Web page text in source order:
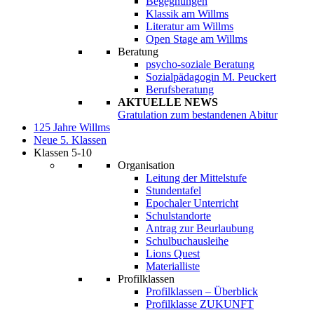
Klassik am Willms
Literatur am Willms
Open Stage am Willms
Beratung
psycho-soziale Beratung
Sozialpädagogin M. Peuckert
Berufsberatung
AKTUELLE NEWS
Gratulation zum bestandenen Abitur
125 Jahre Willms
Neue 5. Klassen
Klassen 5-10
Organisation
Leitung der Mittelstufe
Stundentafel
Epochaler Unterricht
Schulstandorte
Antrag zur Beurlaubung
Schulbuchausleihe
Lions Quest
Materialliste
Profilklassen
Profilklassen – Überblick
Profilklasse ZUKUNFT